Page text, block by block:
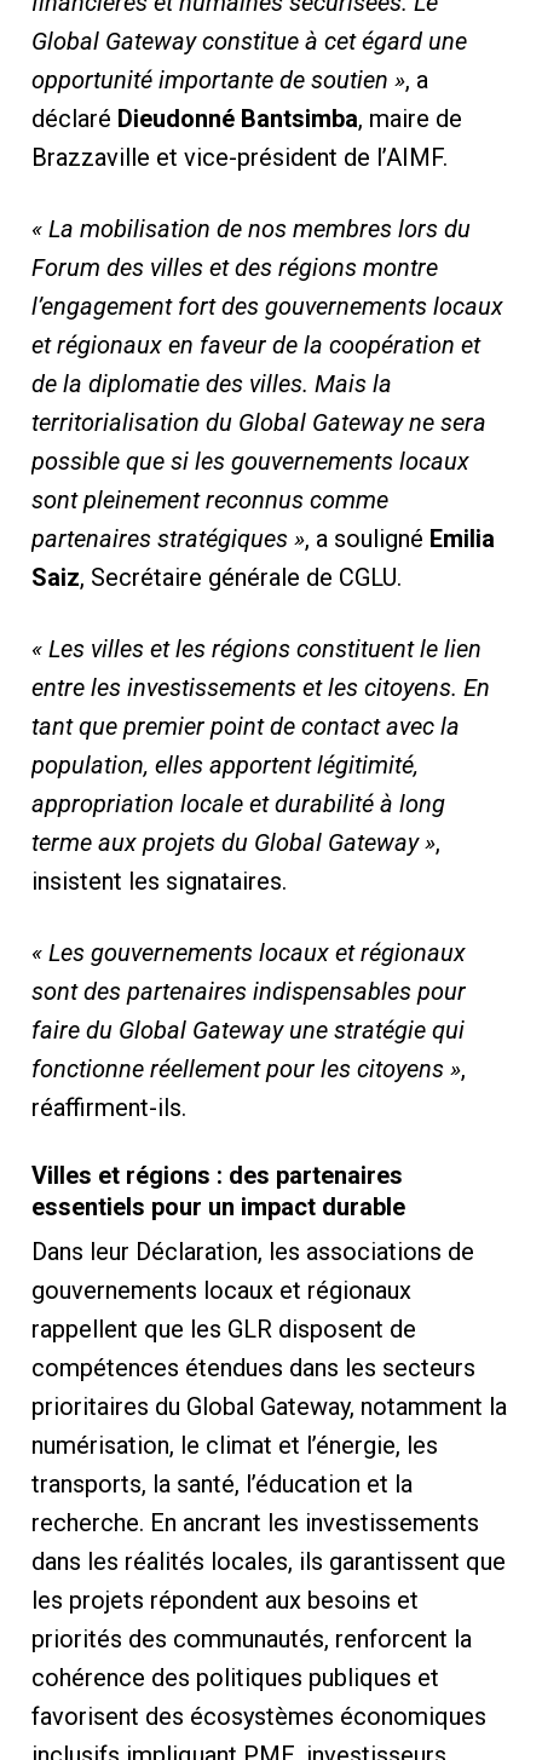
Global Gateway constitue à cet égard une
opportunité importante de soutien », a
déclaré Dieudonné Bantsimba, maire de
Brazzaville et vice-président de l’AIMF.
« La mobilisation de nos membres lors du
Forum des villes et des régions montre
l’engagement fort des gouvernements locaux
et régionaux en faveur de la coopération et
de la diplomatie des villes. Mais la
territorialisation du Global Gateway ne sera
possible que si les gouvernements locaux
sont pleinement reconnus comme
partenaires stratégiques », a souligné Emilia
Saiz, Secrétaire générale de CGLU.
« Les villes et les régions constituent le lien
entre les investissements et les citoyens. En
tant que premier point de contact avec la
population, elles apportent légitimité,
appropriation locale et durabilité à long
terme aux projets du Global Gateway »,
insistent les signataires.
« Les gouvernements locaux et régionaux
sont des partenaires indispensables pour
faire du Global Gateway une stratégie qui
fonctionne réellement pour les citoyens »,
réaffirment-ils.
Villes et régions : des partenaires
essentiels pour un impact durable
Dans leur Déclaration, les associations de
gouvernements locaux et régionaux
rappellent que les GLR disposent de
compétences étendues dans les secteurs
prioritaires du Global Gateway, notamment la
numérisation, le climat et l’énergie, les
transports, la santé, l’éducation et la
recherche. En ancrant les investissements
dans les réalités locales, ils garantissent que
les projets répondent aux besoins et
priorités des communautés, renforcent la
cohérence des politiques publiques et
favorisent des écosystèmes économiques